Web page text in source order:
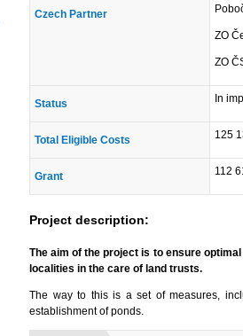
Czech Partner
ZO
ZO
Status In
Total Eligible Costs 125
Grant 112
Project description:
The aim of the project is to ensure
localities in the care of land trusts.
The way to this is a set of measures,
establishment of ponds.